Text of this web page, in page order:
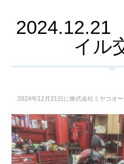
イル
2024年12月21日に株式会社ミヤコオ